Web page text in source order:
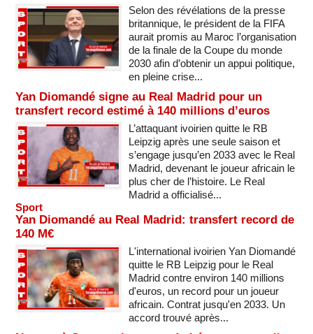
Selon des révélations de la presse
britannique, le président de la FIFA
aurait promis au Maroc l’organisation
de la finale de la Coupe du monde
2030 afin d’obtenir un appui politique,
en pleine crise...
Yan Diomandé signe au Real Madrid pour un
transfert record estimé à 140 millions d’euros
L’attaquant ivoirien quitte le RB
Leipzig après une seule saison et
s’engage jusqu’en 2033 avec le Real
Madrid, devenant le joueur africain le
plus cher de l’histoire. Le Real
Madrid a officialisé...
Sport
Yan Diomandé au Real Madrid: transfert record de
140 M€
L'international ivoirien Yan Diomandé
quitte le RB Leipzig pour le Real
Madrid contre environ 140 millions
d'euros, un record pour un joueur
africain. Contrat jusqu'en 2033. Un
accord trouvé après...